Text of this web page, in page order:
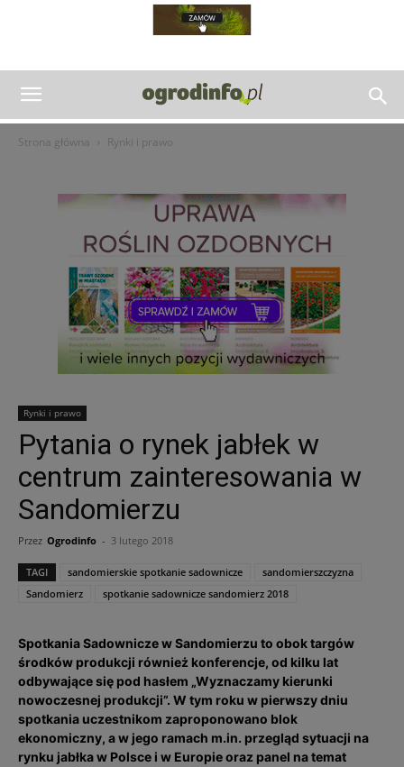
Strona główna Rynki i prawo
Rynki i prawo
Pytania o rynek jabłek w
centrum zainteresowania w
Sandomierzu
Przez Ogrodinfo - 3 lutego 2018
TAGI sandomierskie spotkanie sadownicze
sandomierszczyzna
Sandomierz
spotkanie sadownicze sandomierz 2018
Spotkania Sadownicze w Sandomierzu to obok targów
środków produkcji również konferencje, od kilku lat
odbywające się pod hasłem „Wyznaczamy kierunki
nowoczesnej produkcji”. W tym roku w pierwszy dniu
spotkania uczestnikom zaproponowano blok
ekonomiczny, a w jego ramach m.in. przegląd sytuacji na
rynku jabłka w Polsce i w Europie oraz panel na temat